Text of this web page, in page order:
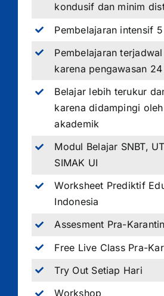
kondusif dan minim
Pembelajaran intensif
Pembelajaran
karena pengawasan
Belajar lebih terukur
karena didampingi
akademik
Modul Belajar SNBT,
SIMAK UI
Worksheet Prediktif
Indonesia
Assesment Pra-
Free Live Class Pra-
Try Out Setiap Hari
Workshop